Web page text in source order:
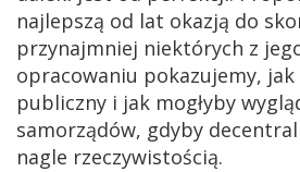
najlepszą od lat okazją do
przynajmniej niektórych z
opracowaniu pokazujemy,
publiczny i jak mogłyby
samorządów, gdyby
nagle rzeczywistością.